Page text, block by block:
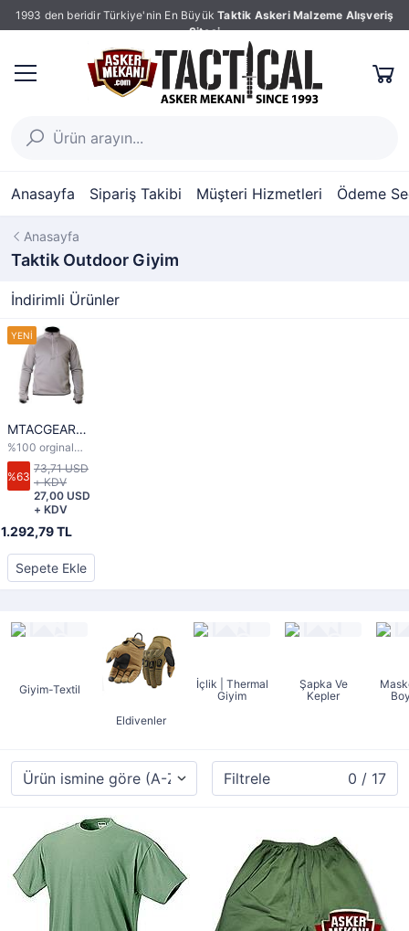
1993 den beridir Türkiye'nin En Büyük Taktik Askeri Malzeme Alışveriş
Sitesi
Anasayfa Sipariş Takibi Müşteri Hizmetleri Ödeme
Anasayfa
Taktik Outdoor Giyim
İndirimli Ürünler
MTACGEAR
COLD TAKTİK
POLAR
SWEAT
TSHİRT
%100 orginal
siyah, haki , kum
olarak 3 renk
seçeneği
%63
1.292,79 TL
27,00 USD
+ KDV
73,71 USD
+ KDV
Sepete Ekle
Giyim-Textil
Eldivenler
İçlik | Thermal
Giyim
Şapka Ve
Kepler
Filtrele 0 / 17